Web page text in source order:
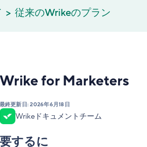
従来のWrikeのプラン
Wrike for Marketers
最終更新日:2026年6月18日
Wrikeドキュメントチーム
要するに